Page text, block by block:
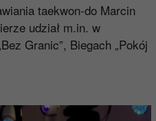
taekwon-do Marcin
udział m.in. w
Granic”, Biegach „Pokój